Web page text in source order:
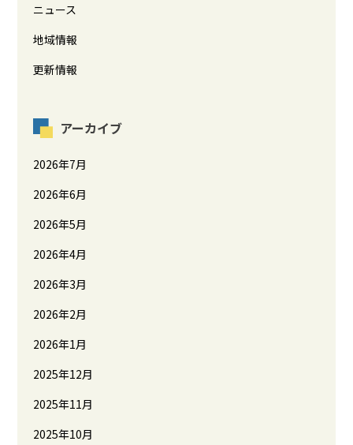
ニュース
地域情報
更新情報
アーカイブ
2026年7月
2026年6月
2026年5月
2026年4月
2026年3月
2026年2月
2026年1月
2025年12月
2025年11月
2025年10月